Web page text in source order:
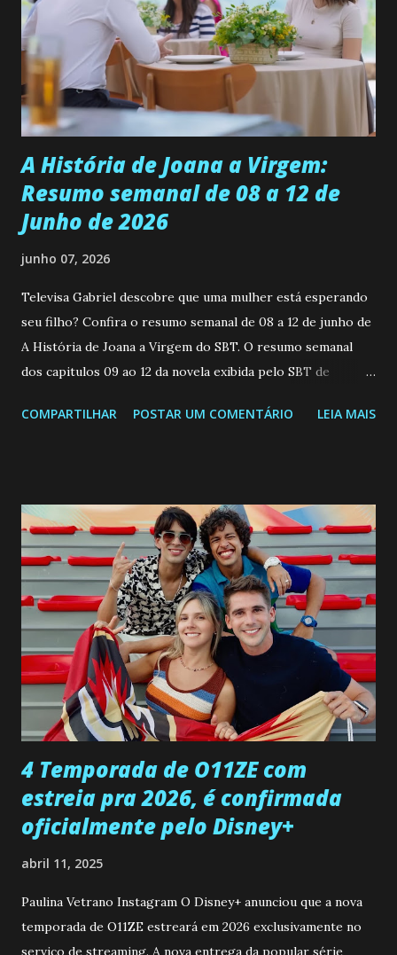
universidade. Ela tem uma personalidade muito alegre, é
muito madura para a idade, determinada, criativa e
empática. Detesta injustiças e é uma ótima amiga. Pode ser
teimosa e muito persistente quando decide fazer algo.
Durante um exame ginecológico, ela é inseminada por eng...
A História de Joana a Virgem:
Resumo semanal de 08 a 12 de
Junho de 2026
junho 07, 2026
Televisa Gabriel descobre que uma mulher está esperando
seu filho? Confira o resumo semanal de 08 a 12 de junho de
A História de Joana a Virgem do SBT. O resumo semanal
dos capitulos 09 ao 12 da novela exibida pelo SBT de
a Programação Semanal do SBT de 08/06/26 a 14/06/26
confessa a Gabriel que ele demonstrou ser o tipo de
pessoa que ela tanto desejou durante toda a vida. Camila
entra no quarto de Gabriel e imagina como seria o
encontro deles, quando conseguir seduzi-lo. Manuel avisa a
Paula sobre a suposta infidelidade de Gabriel com Joana.
Rogerio consegue se livrar de todas as suspeitas pelo
desaparecimento de Francisco, apontando que ele poderia
ter sido vítima da fúria de Gabriel. Artur informa a Gabriel
que a clínica inseminou por engano outra paciente, que está
...
COMPARTILHAR POSTAR UM COMENTÁRIO LEIA MAIS
4 Temporada de O11ZE com
estreia pra 2026, é confirmada
oficialmente pelo Disney+
abril 11, 2025
Paulina Vetrano Instagram O Disney+ anunciou que a nova
temporada de O11ZE estreará em 2026 exclusivamente no
serviço de streaming. A nova entrega da popular série